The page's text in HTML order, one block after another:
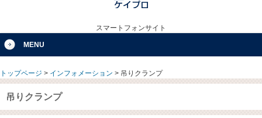
スマートフォンサイト
MENU
トップページ > インフォメーション > 吊りクランプ
吊りクランプ